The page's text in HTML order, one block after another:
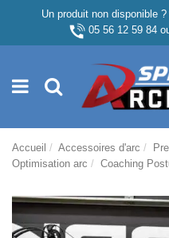
Un produit non disponible
05 56 12 59 84
Accueil Accessoires d'arc
Optimisation arc
Coaching